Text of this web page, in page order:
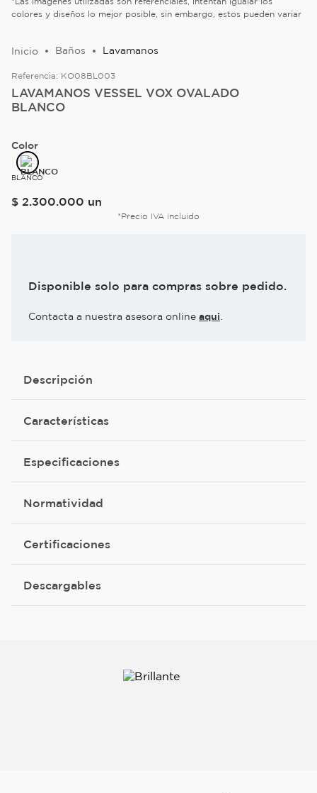
colores y diseños lo mejor posible, sin embargo, estos pueden variar
Baños Lavamanos
Referencia: KO08BL003
LAVAMANOS VESSEL VOX OVALADO
BLANCO
Color
BLANCO
$ 2.300.000 un
*Precio IVA incluido
Disponible solo para compras sobre pedido.
Contacta a nuestra asesora online aqui
Descripción
Características
Especificaciones
Normatividad
Certificaciones
Descargables